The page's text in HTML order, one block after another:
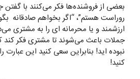
بعضی از فروشنده‌ها فکر می‌کنند با
روراست هستم”، “اگر بخواهم صادقانه
ارزشمند و یا محرمانه ای را به مشتری
جملات باعث می‌شوند تا مشتری فکر کند
نبوده اید! بنابراین سعی کنید این
کنید!